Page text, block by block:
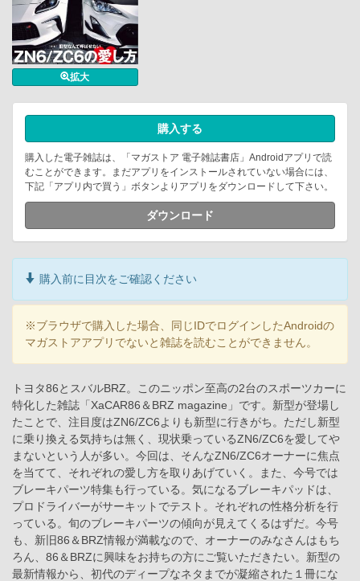
拡大
購入する
購入した電子雑誌は、「マガストア 電子雑誌書店」Androidアプリで読
むことができます。まだアプリをインストールされていない場合には、
下記「アプリ内で買う」ボタンよりアプリをダウンロードして下さい。
ダウンロード
購入前に目次をご確認ください
※ブラウザで購入した場合、同じIDでログインしたAndroidの
マガストアアプリでないと雑誌を読むことができません。
トヨタ86とスバルBRZ。このニッポン至高の2台のスポーツカーに
特化した雑誌「XaCAR86＆BRZ magazine」です。新型が登場し
たことで、注目度はZN6/ZC6よりも新型に行きがち。ただし新型
に乗り換える気持ちは無く、現状乗っているZN6/ZC6を愛してや
まないという人が多い。今回は、そんなZN6/ZC6オーナーに焦点
を当てて、それぞれの愛し方を取りあげていく。また、今号では
ブレーキパーツ特集も行っている。気になるブレーキパッドは、
プロドライバーがサーキットでテスト。それぞれの性格分析を行
っている。旬のブレーキパーツの傾向が見えてくるはずだ。今号
も、新旧86＆BRZ情報が満載なので、オーナーのみなさんはもち
ろん、86＆BRZに興味をお持ちの方にご覧いただきたい。新型の
最新情報から、初代のディープなネタまでが凝縮された１冊にな